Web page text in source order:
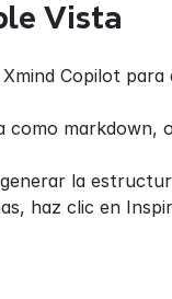
Vista
Copilot
como
la
haz clic en